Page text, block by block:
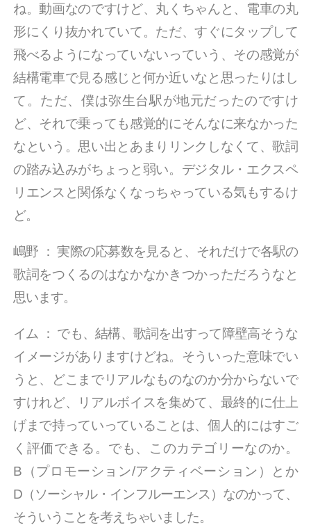
ね。動画なのですけど、丸くちゃんと、電車の丸
形にくり抜かれていて。ただ、すぐにタップして
飛べるようになっていないっていう、その感覚が
結構電車で見る感じと何か近いなと思ったりはし
て。ただ、僕は弥生台駅が地元だったのですけ
ど、それで乗っても感覚的にそんなに来なかった
なという。思い出とあまりリンクしなくて、歌詞
の踏み込みがちょっと弱い。デジタル・エクスペ
リエンスと関係なくなっちゃっている気もするけ
ど。
嶋野 ：実際の応募数を見ると、それだけで各駅の
歌詞をつくるのはなかなかきつかっただろうなと
思います。
イム ： でも、結構、歌詞を出すって障壁高そうな
イメージがありますけどね。そういった意味でい
うと、どこまでリアルなものなのか分からないで
すけれど、リアルボイスを集めて、最終的に仕上
げまで持っていっていることは、個人的にはすご
く評価できる。でも、このカテゴリーなのか。
B（プロモーション/アクティベーション）とか
D（ソーシャル・インフルーエンス）なのかって、
そういうことを考えちゃいました。